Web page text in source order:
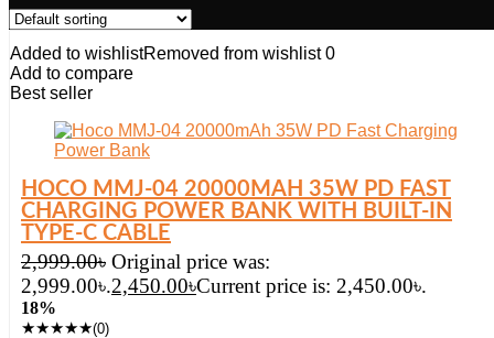
Added to wishlistRemoved from wishlist 0
Add to compare
Best seller
HOCO MMJ-04 20000MAH 35W PD FAST
CHARGING POWER BANK WITH BUILT-IN
TYPE-C CABLE
2,999.00৳ Original price was:
2,999.00৳.2,450.00৳Current price is: 2,450.00৳.
18%
★★★★★(0)